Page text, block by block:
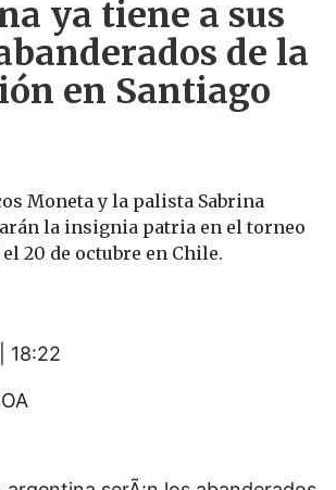
ya tiene a sus
de la
en Santiago
Moneta y la palista Sabrina
la insignia patria en el torneo
20 de octubre en Chile.
18:22